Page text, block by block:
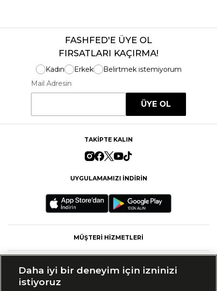
FASHFED'E ÜYE OL
FIRSATLARI KAÇIRMA!
Kadın Erkek
Belirtmek istemiyorum
Mail Adresin
ÜYE OL
TAKİPTE KALIN
UYGULAMAMIZI İNDİRİN
MÜŞTERİ HİZMETLERİ
Daha iyi bir deneyim için izninizi
istiyoruz